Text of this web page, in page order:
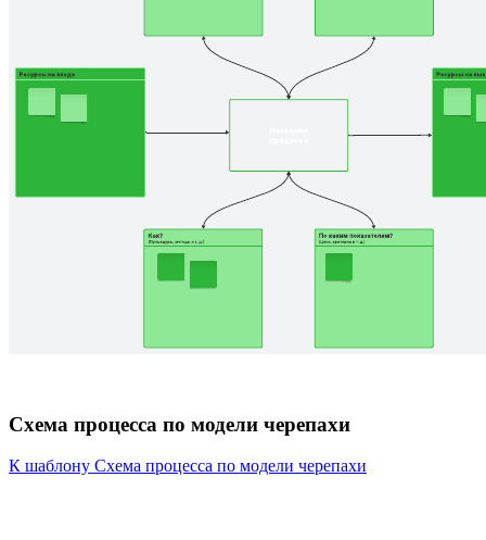
Схема процесса по модели черепахи
К шаблону Схема процесса по модели черепахи